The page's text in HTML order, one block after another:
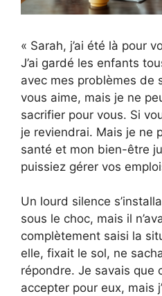
« Sarah, j’ai été là pour
J’ai gardé les enfants
avec mes problèmes de
vous aime, mais je ne
sacrifier pour vous. Si
je reviendrai. Mais je ne
santé et mon bien-être
puissiez gérer vos
Un lourd silence
sous le choc, mais il
complètement saisi la
elle, fixait le sol, ne
répondre. Je savais que
accepter pour eux, mais